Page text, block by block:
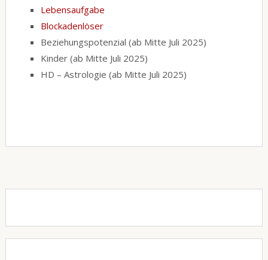
Lebensaufgabe
Blockadenlöser
Beziehungspotenzial (ab Mitte Juli 2025)
Kinder (ab Mitte Juli 2025)
HD – Astrologie (ab Mitte Juli 2025)